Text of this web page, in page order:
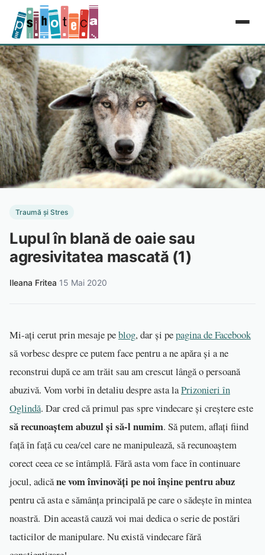
Traumă și Stres
Lupul în blană de oaie sau
agresivitatea mascată (1)
Ileana Fritea 15 Mai 2020
Mi-ați cerut prin mesaje peblog, dar și pepagina de Facebook
să vorbesc despre ce putem face pentru a ne apăra și a ne
reconstrui după ce am trăit sau am crescut lângă o persoană
abuzivă. Vom vorbi în detaliu despre asta laPrizonieri în
Oglindă. Dar cred că primul pas spre vindecare și creștere este
să recunoaștem abuzul și să-l numim. Să putem, aflați fiind
față în față cu cea/cel care ne manipulează, să recunoaștem
corect ceea ce se întâmplă. Fără asta vom face în continuare
jocul, adicăne vom învinovăți pe noi înșine pentru abuz
pentru că asta e sămânța principală pe care o sădește în mintea
noastră. Din această cauză voi mai dedica o serie de postări
tacticilor de manipulare. Nu există vindecare fără